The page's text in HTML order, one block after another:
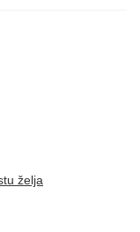
želja